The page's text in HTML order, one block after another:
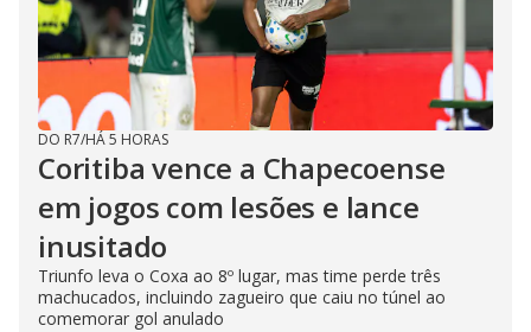
DO R7/HÁ 5 HORAS
Coritiba vence a Chapecoense
em jogos com lesões e lance
inusitado
Triunfo leva o Coxa ao 8º lugar, mas time perde três
machucados, incluindo zagueiro que caiu no túnel ao
comemorar gol anulado